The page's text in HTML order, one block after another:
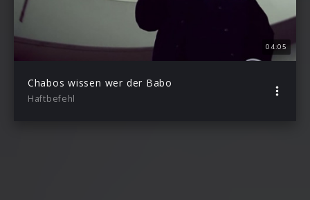
04:05
Chabos wissen wer der Babo
Haftbefehl